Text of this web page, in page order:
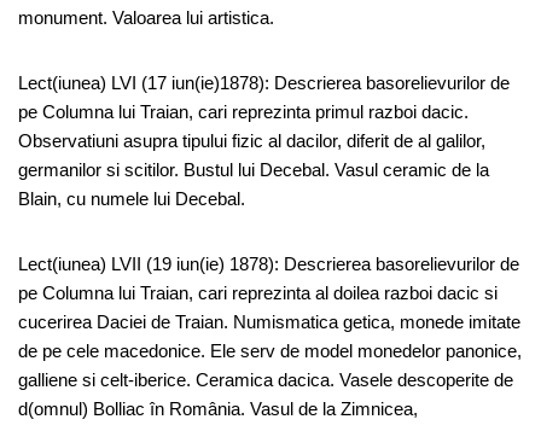
monument. Valoarea lui artistica.
Lect(iunea) LVI (17 iun(ie)1878): Descrierea basorelievurilor de
pe Columna lui Traian, cari reprezinta primul razboi dacic.
Observatiuni asupra tipului fizic al dacilor, diferit de al galilor,
germanilor si scitilor. Bustul lui Decebal. Vasul ceramic de la
Blain, cu numele lui Decebal.
Lect(iunea) LVII (19 iun(ie) 1878): Descrierea basorelievurilor de
pe Columna lui Traian, cari reprezinta al doilea razboi dacic si
cucerirea Daciei de Traian. Numismatica getica, monede imitate
de pe cele macedonice. Ele serv de model monedelor panonice,
galliene si celt-iberice. Ceramica dacica. Vasele descoperite de
d(omnul) Bolliac în România. Vasul de la Zimnicea,